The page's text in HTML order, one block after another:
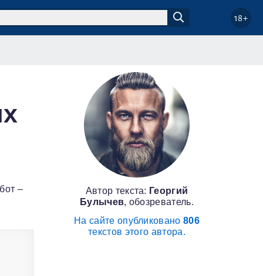
18+
– Автор текста: Георгий
Булычев, обозреватель.
На сайте опубликовано806
текстов этого автора.